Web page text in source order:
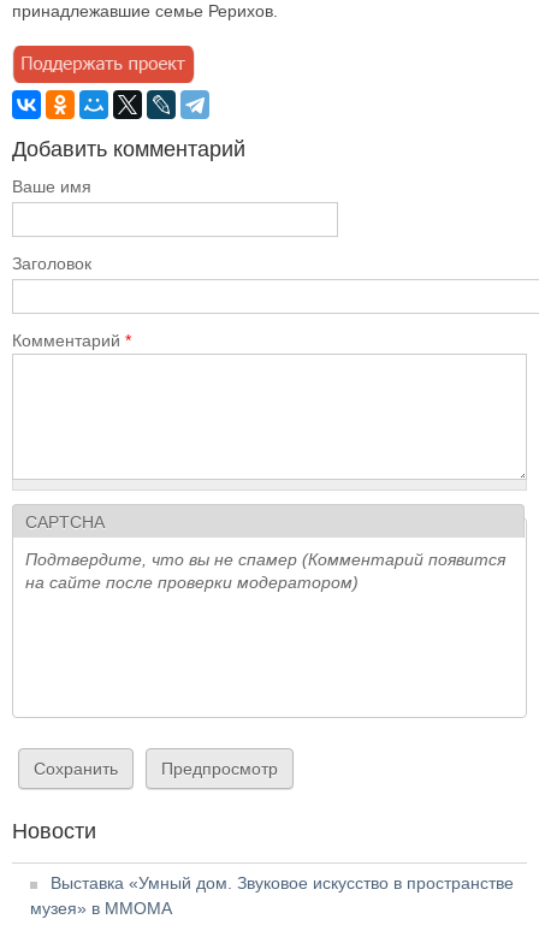
принадлежавшие семье Рерихов.
Добавить комментарий
Ваше имя
Заголовок
Комментарий *
CAPTCHA
Подтвердите, что вы не спамер (Комментарий появится
на сайте после проверки модератором)
Новости
Выставка «Умный дом. Звуковое искусство в пространстве
музея» в ММОМА